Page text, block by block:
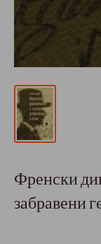
Френски
забравени